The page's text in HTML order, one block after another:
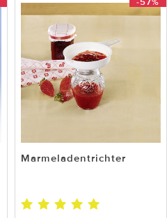
Marmeladentrichter